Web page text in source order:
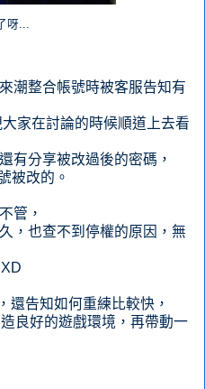
呀...
潮整合帳號時被客服告知有
家在討論的時候順道上去看
有分享被改過後的密碼，
被改的。
管，
，也查不到停權的原因，無
還告知如何重練比較快，
良好的遊戲環境，再帶動一